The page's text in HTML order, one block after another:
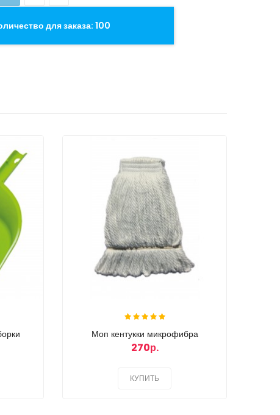
для заказа: 100
Моп кентукки микрофибра
270р.
КУПИТЬ